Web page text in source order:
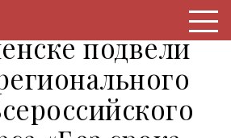
подвели